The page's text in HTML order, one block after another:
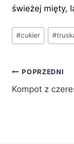
świeżej mięty,
Tagi
wpisu:
#cukier #
Nawigacja
wpisu
POPRZEDNI
Kompot z